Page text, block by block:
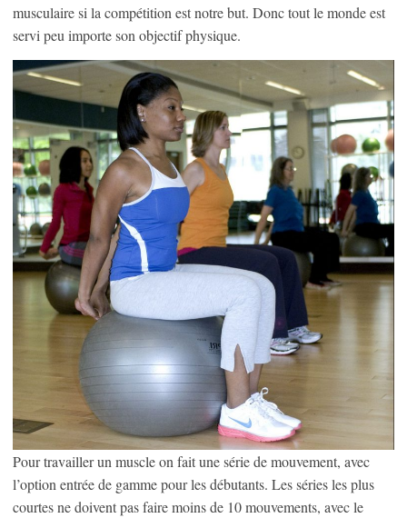
musculaire si la compétition est notre but. Donc tout le monde est
servi peu importe son objectif physique.
Pour travailler un muscle on fait une série de mouvement, avec
l’option entrée de gamme pour les débutants. Les séries les plus
courtes ne doivent pas faire moins de 10 mouvements, avec le